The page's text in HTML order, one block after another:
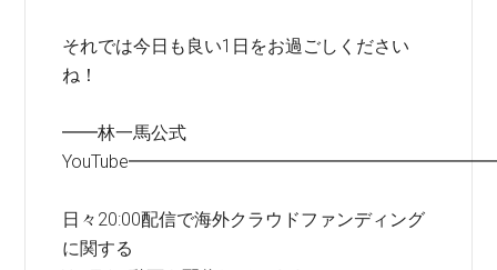
それでは今日も良い1日をお過ごしください
ね！
━━林一馬公式
日々20:00配信で海外クラウドファンディング
に関する